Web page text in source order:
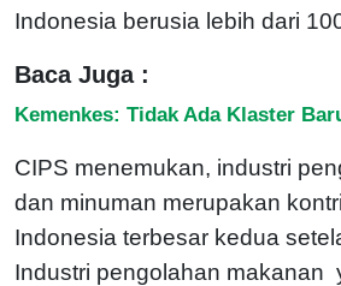
Indonesia berusia lebih dari
Baca Juga :
Kemenkes: Tidak Ada Klaster
CIPS menemukan, industri
dan minuman merupakan
Indonesia terbesar kedua
Industri pengolahan makanan